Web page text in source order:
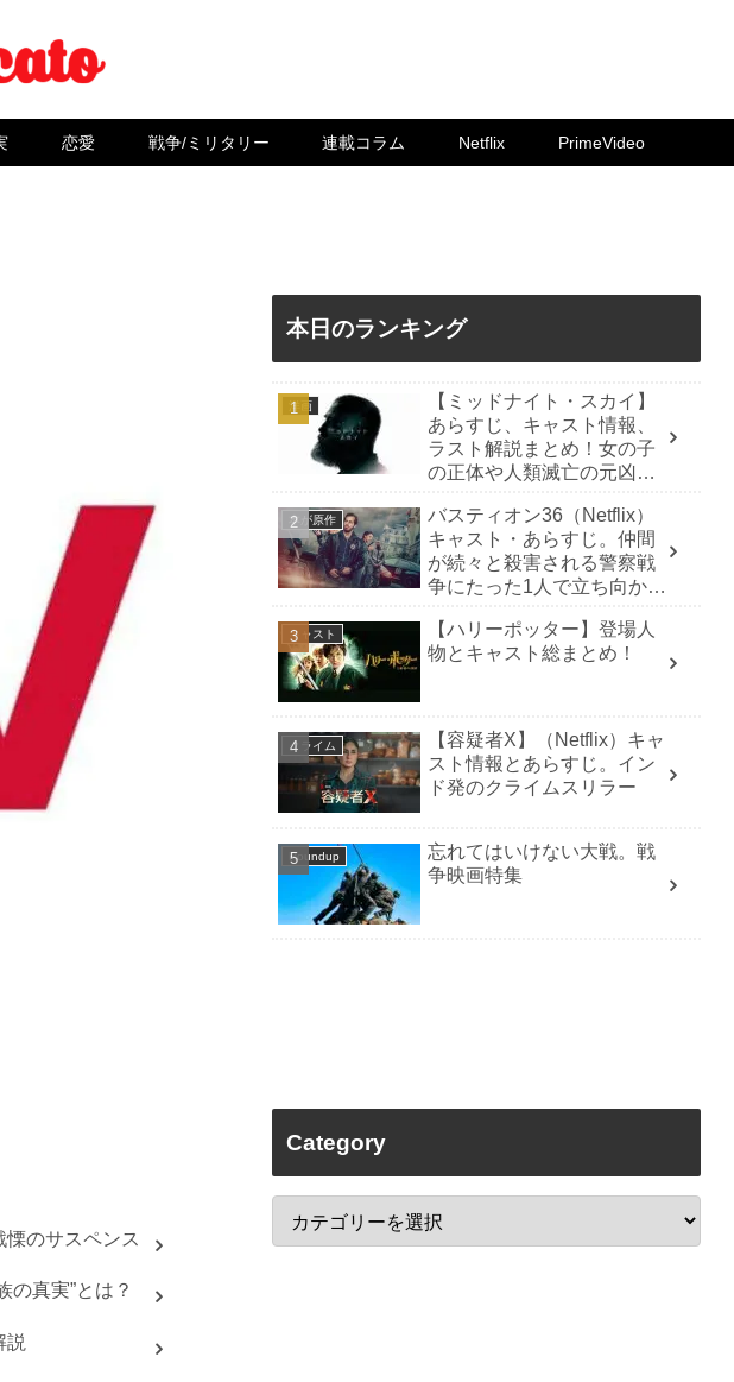
恋愛 戦争/ミリタリー 連載コラム Netflix PrimeVideo
のサスペンス
の真実”とは？
説
本日のランキング
洋画
【ミッドナイト・スカイ】
あらすじ、キャスト情報、
ラスト解説まとめ！女の子
の正体や人類滅亡の元凶
本が原作
バスティオン36（Netflix）
キャスト・あらすじ。仲間
が続々と殺害される警察戦
争にたった1人で立ち向か
キャスト
【ハリーポッター】登場人
物とキャスト総まとめ！
クライム
【容疑者X】（Netflix）キャ
スト情報とあらすじ。イン
ド発のクライムスリラー
Roundup
忘れてはいけない大戦。戦
争映画特集
Category